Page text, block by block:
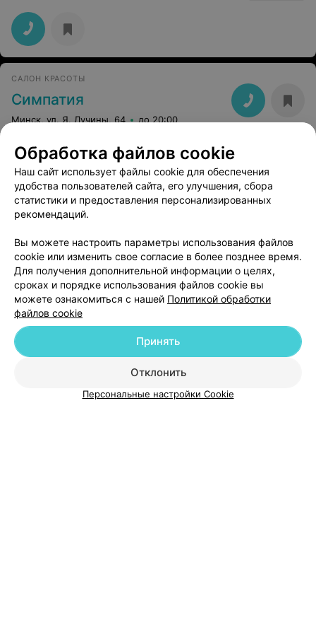
САЛОН КРАСОТЫ
Симпатия
Минск, ул. Я. Лучины, 64 до 20:00
Добавить компанию
Обработка файлов cookie
Наш сайт использует файлы cookie для обеспечения
удобства пользователей сайта, его улучшения, сбора
статистики и предоставления персонализированных
рекомендаций.
Вы можете настроить параметры использования файлов
cookie или изменить свое согласие в более позднее время.
Для получения дополнительной информации о целях,
сроках и порядке использования файлов cookie вы
можете ознакомиться с нашей Политикой обработки
файлов cookie
Отклонить
Принять
Персональные настройки Cookie